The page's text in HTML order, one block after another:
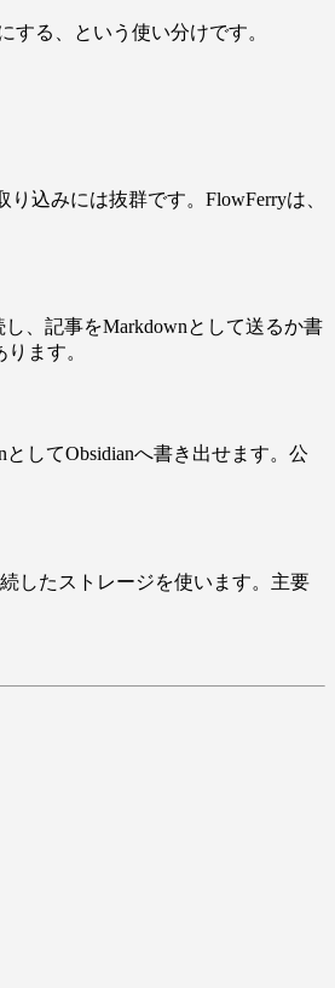
る、という使い分けです。
込みには抜群です。FlowFerryは、
、記事をMarkdownとして送るか書
ります。
してObsidianへ書き出せます。公
したストレージを使います。主要